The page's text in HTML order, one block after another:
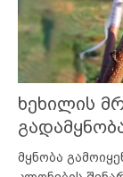
ხეხილის
მყნობა